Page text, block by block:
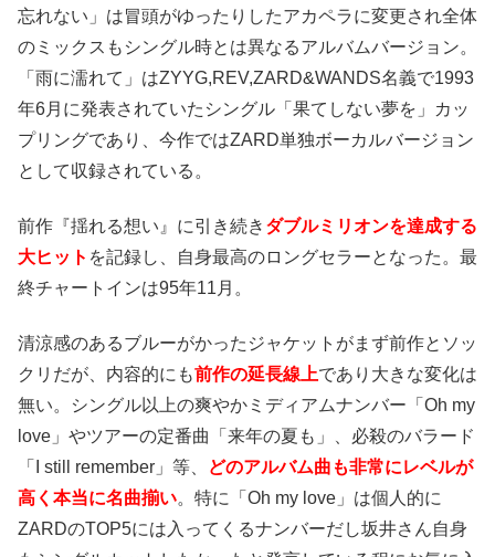
忘れない」は冒頭がゆったりしたアカペラに変更され全体
のミックスもシングル時とは異なるアルバムバージョン。
「雨に濡れて」はZYYG,REV,ZARD&WANDS名義で1993
年6月に発表されていたシングル「果てしない夢を」カッ
プリングであり、今作ではZARD単独ボーカルバージョン
として収録されている。
前作『揺れる想い』に引き続き ダブルミリオンを達成する
大ヒット を記録し、自身最高のロングセラーとなった。最
終チャートインは95年11月。
清涼感のあるブルーがかったジャケットがまず前作とソッ
クリだが、内容的にも前作の延長線上であり大きな変化は
無い。シングル以上の爽やかミディアムナンバー「Oh my
love」やツアーの定番曲「来年の夏も」、必殺のバラード
「I still remember」等、
どのアルバム曲も非常にレベルが
高く本当に名曲揃い。特に「Oh my love」は個人的に
ZARDのTOP5には入ってくるナンバーだし坂井さん自身